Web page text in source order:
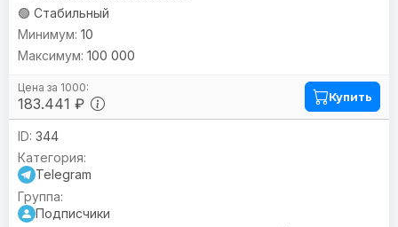
🟢 Стабильный
183.441 ₽
10
100 000
Купить
344
Telegram
Подписчики